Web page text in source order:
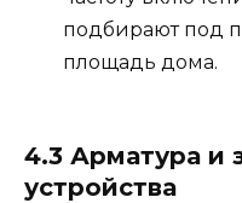
подбирают под
площадь дома.
4.3 Арматура и
устройства